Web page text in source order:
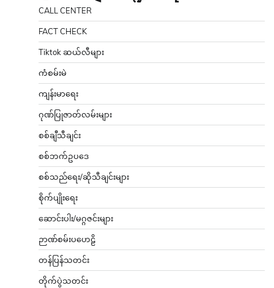
CALL CENTER
FACT CHECK
Tiktok ဆယ်လီများ
ကံစမ်းမဲ
ကျန်းမာရေး
ဂုဏ်ပြုဇာတ်လမ်းများ
စစ်ချီသီချင်း
စစ်ဘက်ဥပဒေ
စစ်သည်ရေး/ဆိုသီချင်းများ
စိုက်ပျိုးရေး
ဆောင်းပါး/မဂ္ဂဇင်းများ
ဉာဏ်စမ်းပဟေဠိ
တန်ပြန်သတင်း
တိုက်ပွဲသတင်း